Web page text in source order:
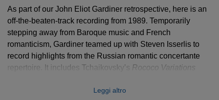
As part of our John Eliot Gardiner retrospective, here is an
off-the-beaten-track recording from 1989. Temporarily
stepping away from Baroque music and French
romanticism, Gardiner teamed up with Steven Isserlis to
record highlights from the Russian romantic concertante
repertoire. It includes Tchaikovsky’s Rococo Variations
Spanish Serenadeand the extremely rare
Leggi altro